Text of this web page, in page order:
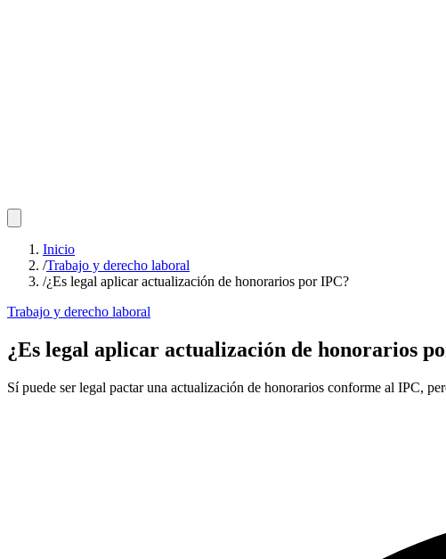
Inicio
/Trabajo y derecho laboral
/¿Es legal aplicar actualización de honorarios por IPC?
Trabajo y derecho laboral
¿Es legal aplicar actualización de honorarios
Sí puede ser legal pactar una actualización de honorarios conforme al IPC,